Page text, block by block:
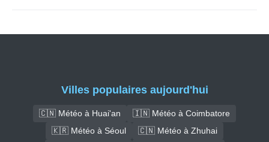
Villes populaires aujourd'hui
🇨🇳 Météo à Huai'an
🇮🇳 Météo à Coimbatore
🇰🇷 Météo à Séoul
🇨🇳 Météo à Zhuhai